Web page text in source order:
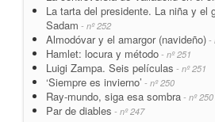
La tarta del presidente. La niña y el
Sadam - nº 252
Almodóvar y el amargor (navideño) -
Hamlet: locura y método - nº 251
Luigi Zampa. Seis películas - nº 251
‘Siempre es invierno’ - nº 250
Ray-mundo, siga esa sombra - nº 250
Par de diables - nº 247